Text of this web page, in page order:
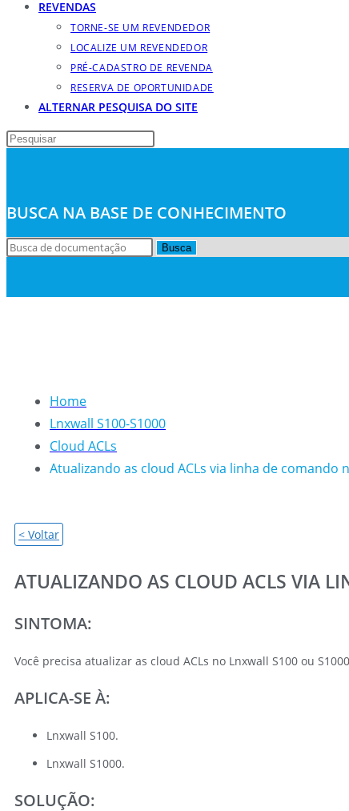
REVENDAS
TORNE-SE UM REVENDEDOR
LOCALIZE UM REVENDEDOR
PRÉ-CADASTRO DE REVENDA
RESERVA DE OPORTUNIDADE
ALTERNAR PESQUISA DO SITE
BUSCA NA BASE DE CONHECIMENTO
Busca
Home
Lnxwall S100-S1000
Cloud ACLs
Atualizando as cloud ACLs via linha de comando
< Voltar
ATUALIZANDO AS CLOUD ACLS VIA
SINTOMA:
Você precisa atualizar as cloud ACLs no Lnxwall S100 ou
APLICA-SE À:
Lnxwall S100.
Lnxwall S1000.
SOLUÇÃO: